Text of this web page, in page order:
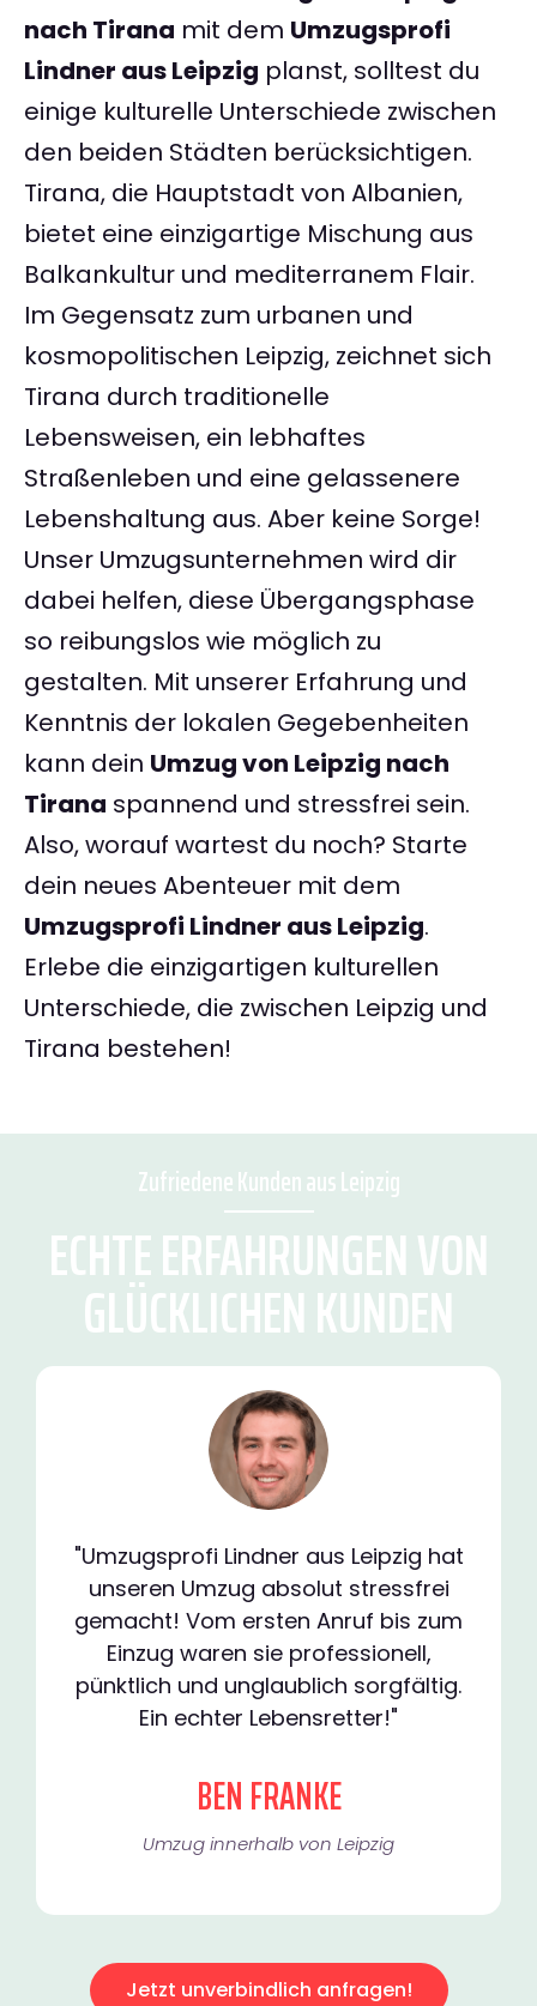
nach Tirana mit dem Umzugsprofi
Lindner aus Leipzig planst, solltest du
einige kulturelle Unterschiede zwischen
den beiden Städten berücksichtigen.
Tirana, die Hauptstadt von Albanien,
bietet eine einzigartige Mischung aus
Balkankultur und mediterranem Flair.
Im Gegensatz zum urbanen und
kosmopolitischen Leipzig, zeichnet sich
Tirana durch traditionelle
Lebensweisen, ein lebhaftes
Straßenleben und eine gelassenere
Lebenshaltung aus. Aber keine Sorge!
Unser Umzugsunternehmen wird dir
dabei helfen, diese Übergangsphase
so reibungslos wie möglich zu
gestalten. Mit unserer Erfahrung und
Kenntnis der lokalen Gegebenheiten
kann dein Umzug von Leipzig nach
Tirana spannend und stressfrei sein.
Also, worauf wartest du noch? Starte
dein neues Abenteuer mit dem
Umzugsprofi Lindner aus Leipzig.
Erlebe die einzigartigen kulturellen
Unterschiede, die zwischen Leipzig und
Tirana bestehen!
Zufriedene Kunden aus Leipzig
ECHTE ERFAHRUNGEN VON
GLÜCKLICHEN KUNDEN
"Umzugsprofi Lindner aus Leipzig hat
unseren Umzug absolut stressfrei
gemacht! Vom ersten Anruf bis zum
Einzug waren sie professionell,
pünktlich und unglaublich sorgfältig.
Ein echter Lebensretter!"
BEN FRANKE
Umzug innerhalb von Leipzig​
Jetzt unverbindlich anfragen!